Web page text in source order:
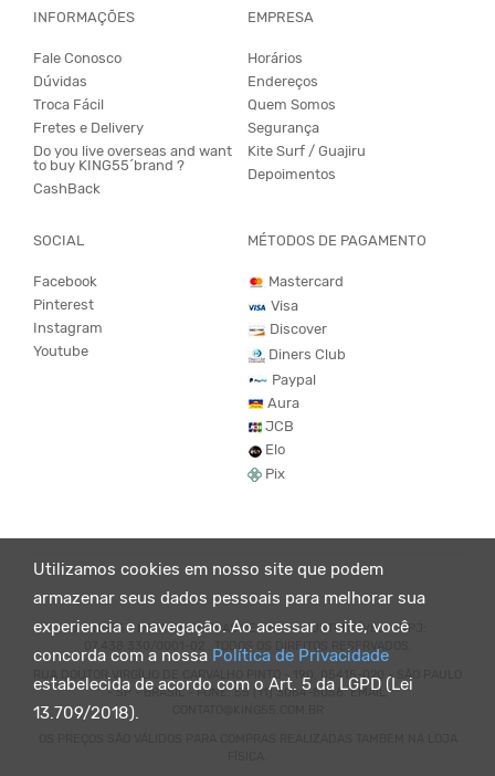
Utilizamos cookies em nosso site que podem
armazenar seus dados pessoais para melhorar sua
experiencia e navegação. Ao acessar o site, você
concorda com a nossa Política de Privacidade
estabelecida de acordo com o Art. 5 da LGPD (Lei
13.709/2018).
INFORMAÇÕES
Fale Conosco
Dúvidas
Troca Fácil
Fretes e Delivery
Do you live overseas and want
to buy KING55´brand ?
CashBack
EMPRESA
Horários
Endereços
Quem Somos
Segurança
Kite Surf / Guajiru
Depoimentos
SOCIAL
Facebook
Pinterest
Instagram
Youtube
MÉTODOS DE PAGAMENTO
Mastercard
Visa
Discover
Diners Club
Paypal
Aura
JCB
Elo
Pix
© KING55 - LOJA DE ROUPAS VEGANO E SUSTENTÁVEL. CNPJ:
07.438.330/0001-02 . TODOS OS DIREITOS RESERVADOS.
RUA DOUTOR VIRGÍLIO DE CARVALHO PINTO - 190, 05415-020 - SÃO PAULO
- SP - BRASIL - FONE: 55 (11) 3064-8056. EMAIL: